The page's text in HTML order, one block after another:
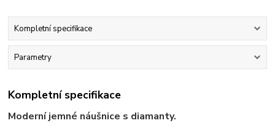
Kompletní specifikace
Parametry
Kompletní specifikace
Moderní jemné náušnice s diamanty.